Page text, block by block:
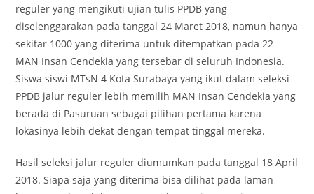
reguler yang mengikuti ujian tulis PPDB yang
diselenggarakan pada tanggal 24 Maret 2018, namun hanya
sekitar 1000 yang diterima untuk ditempatkan pada 22
MAN Insan Cendekia yang tersebar di seluruh Indonesia.
Siswa siswi MTsN 4 Kota Surabaya yang ikut dalam seleksi
PPDB jalur reguler lebih memilih MAN Insan Cendekia yang
berada di Pasuruan sebagai pilihan pertama karena
lokasinya lebih dekat dengan tempat tinggal mereka.
Hasil seleksi jalur reguler diumumkan pada tanggal 18 April
2018. Siapa saja yang diterima bisa dilihat pada laman